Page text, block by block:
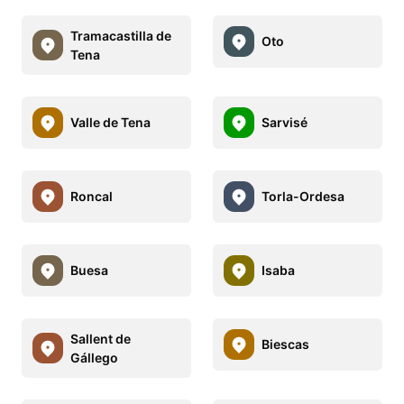
Tramacastilla de
Tena
Oto
Valle de Tena Sarvisé
Roncal Torla-Ordesa
Buesa Isaba
Sallent de
Gállego
Biescas